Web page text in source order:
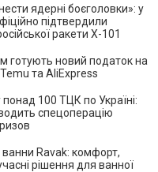
ядерні боєголовки»: у
підтвердили
ракети Х-101
готують новий податок на
та AliExpress
100 ТЦК по Україні:
спецоперацію
ванни Ravak: комфорт,
рішення для ванної